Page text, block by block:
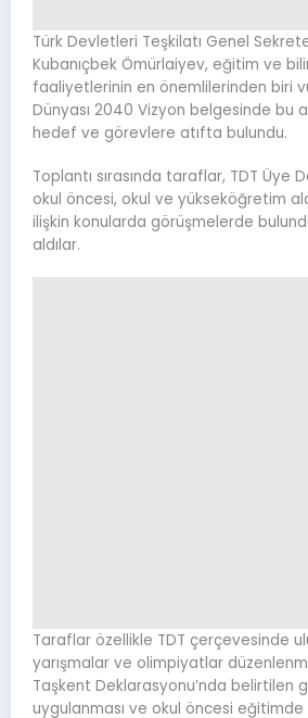
Türk Devletleri Teşkilatı Genel
Kubanıçbek Ömürlaiyev, eğitim ve
faaliyetlerinin en önemlilerinden biri
Dünyası 2040 Vizyon belgesinde bu
hedef ve görevlere atıfta bulundu.
Toplantı sırasında taraflar, TDT Üye
okul öncesi, okul ve yükseköğretim
ilişkin konularda görüşmelerde
aldılar.
Taraflar özellikle TDT çerçevesinde
yarışmalar ve olimpiyatlar
Taşkent Deklarasyonu’nda belirtilen
uygulanması ve okul öncesi eğitimde